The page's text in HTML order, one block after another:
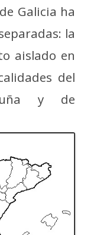
Galicia ha
la
aislado en
del
y de